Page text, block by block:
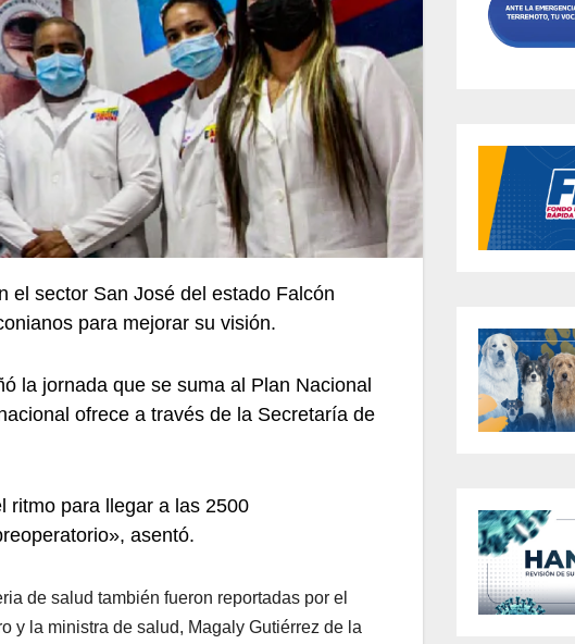
el sector San José del estado Falcón
para mejorar su visión.
la jornada que se suma al Plan Nacional
ofrece a través de la Secretaría de
ritmo para llegar a las 2500
asentó.
de salud también fueron reportadas por el
y la ministra de salud, Magaly Gutiérrez de la